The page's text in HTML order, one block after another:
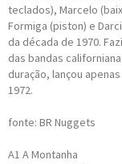
teclados), Marcelo
Formiga (piston) e
da década de 1970.
das bandas
duração, lançou
1972.
fonte: BR Nuggets
A1 A Montanha